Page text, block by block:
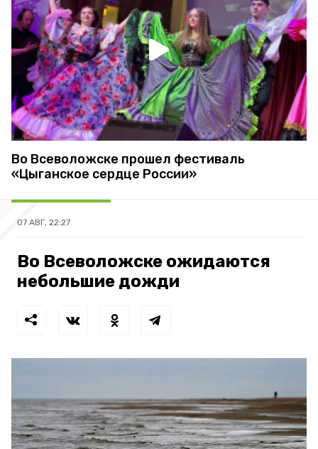
Во Всеволожске прошел фестиваль
«Цыганское сердце России»
07 АВГ, 22:27
Во Всеволожске ожидаются
небольшие дожди